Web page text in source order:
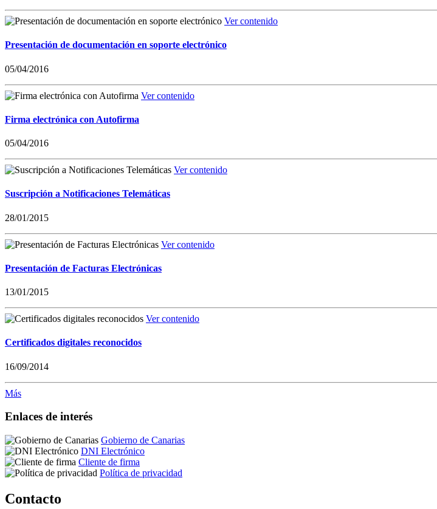
Ver contenido
Presentación de documentación en soporte electrónico
05/04/2016
Ver contenido
Firma electrónica con Autofirma
05/04/2016
Ver contenido
Suscripción a Notificaciones Telemáticas
28/01/2015
Ver contenido
Presentación de Facturas Electrónicas
13/01/2015
Ver contenido
Certificados digitales reconocidos
16/09/2014
Más
Enlaces de interés
Gobierno de Canarias
DNI Electrónico
Cliente de firma
Política de privacidad
Contacto